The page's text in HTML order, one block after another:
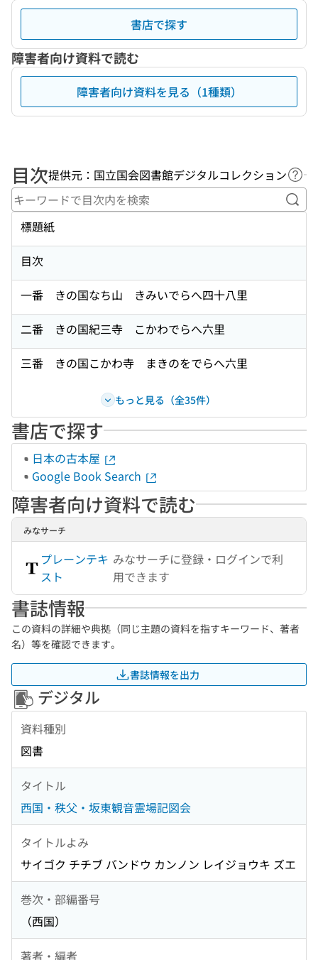
書店で探す
障害者向け資料で読む
障害者向け資料を見る（1種類）
目次提供元：国立国会図書館デジタルコレクション ヘ
キ
標題紙
目次
一番 きの国なち山 きみいでらへ四十八里
二番 きの国紀三寺 こかわでらへ六里
三番 きの国こかわ寺 まきのをでらへ六里
もっと見る（全35件）
書店で探す
日本の古本屋
Google Book Search
障害者向け資料で読む
みなサーチ
プレーンテキ
スト
みなサーチに登録・ログインで利
用できます
書誌情報
この資料の詳細や典拠（同じ主題の資料を指すキーワード、著者
名）等を確認できます。
書誌情報を出力
デジタル
資料種別
図書
タイトル
西国・秩父・坂東観音霊場記図会
タイトルよみ
サイゴク チチブ バンドウ カンノン レイジョウキ ズエ
巻次・部編番号
（西国）
著者・編者